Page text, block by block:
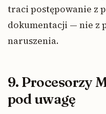
traci postępowanie z
dokumentacji — nie z
naruszenia.
9. Procesorzy
pod uwagę